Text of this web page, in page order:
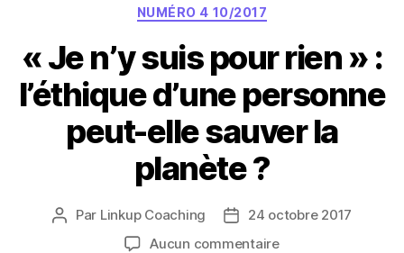
Catégories
NUMÉRO 4 10/2017
« Je n’y suis pour rien » :
l’éthique d’une personne
peut-elle sauver la
planète ?
Auteur
Par Linkup Coaching
Date24 octobre 2017
Aucun commentairesur